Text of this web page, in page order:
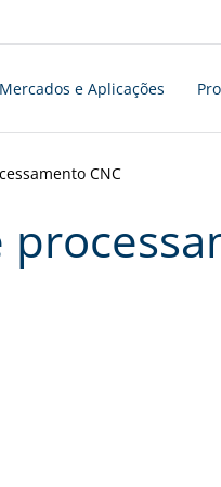
Mercados e Aplicações
CNC